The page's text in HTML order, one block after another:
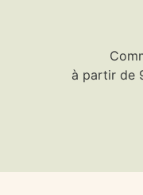
à partir de